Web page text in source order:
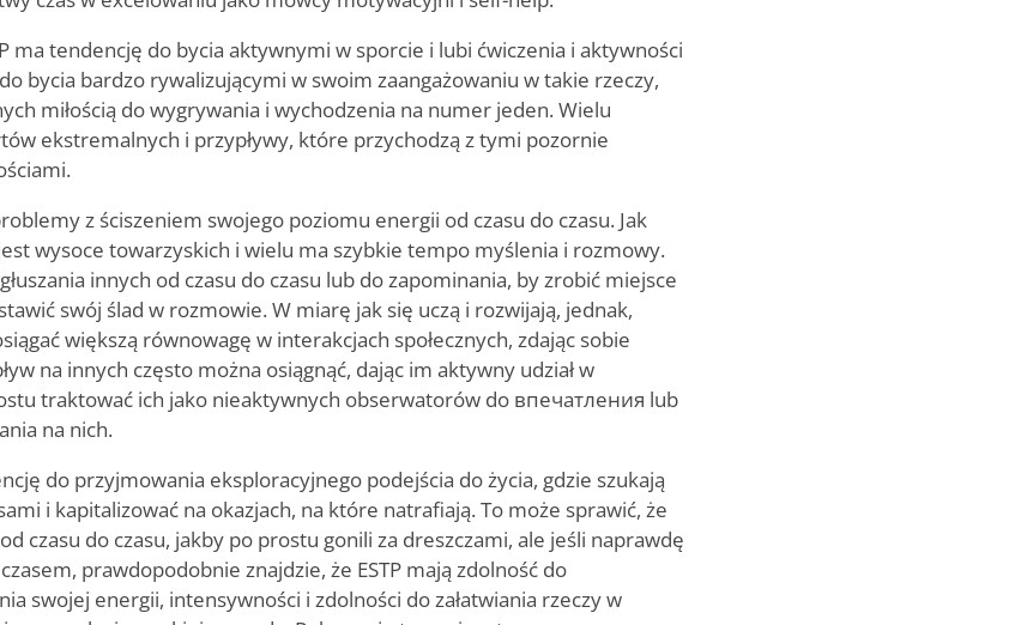
ma tendencję do bycia aktywnymi w sporcie i lubi ćwiczenia i aktywności
bycia bardzo rywalizującymi w swoim zaangażowaniu w takie rzeczy,
miłością do wygrywania i wychodzenia na numer jeden. Wielu
ekstremalnych i przypływy, które przychodzą z tymi pozornie
z ściszeniem swojego poziomu energii od czasu do czasu. Jak
wysoce towarzyskich i wielu ma szybkie tempo myślenia i rozmowy.
innych od czasu do czasu lub do zapominania, by zrobić miejsce
swój ślad w rozmowie. W miarę jak się uczą i rozwijają, jednak,
większą równowagę w interakcjach społecznych, zdając sobie
na innych często można osiągnąć, dając im aktywny udział w
traktować ich jako nieaktywnych obserwatorów do впечатления lub
na nich.
do przyjmowania eksploracyjnego podejścia do życia, gdzie szukają
i kapitalizować na okazjach, na które natrafiają. To może sprawić, że
czasu do czasu, jakby po prostu gonili za dreszczami, ale jeśli naprawdę
prawdopodobnie znajdzie, że ESTP mają zdolność do
swojej energii, intensywności i zdolności do załatwiania rzeczy w